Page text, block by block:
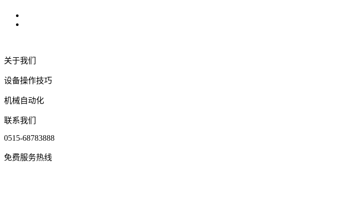
关于我们
设备操作技巧
机械自动化
联系我们
0515-68783888
免费服务热线